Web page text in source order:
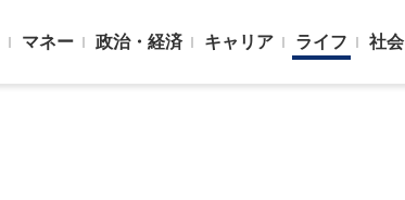
マネー 政治・経済 キャリア ライフ 社会